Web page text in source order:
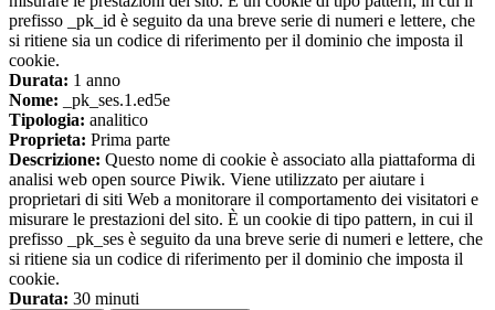
prefisso _pk_id è seguito da una breve serie di numeri e lettere, che
si ritiene sia un codice di riferimento per il dominio che imposta il
cookie.
Durata: 1 anno
Nome: _pk_ses.1.ed5e
Tipologia: analitico
Proprieta: Prima parte
Descrizione: Questo nome di cookie è associato alla piattaforma di
analisi web open source Piwik. Viene utilizzato per aiutare i
proprietari di siti Web a monitorare il comportamento dei visitatori e
misurare le prestazioni del sito. È un cookie di tipo pattern, in cui il
prefisso _pk_ses è seguito da una breve serie di numeri e lettere, che
si ritiene sia un codice di riferimento per il dominio che imposta il
cookie.
Durata: 30 minuti